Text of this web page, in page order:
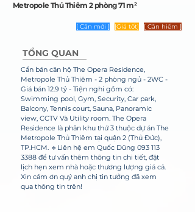
Metropole Thủ Thiêm 2 phòng 71 m²
[ Căn mới ] [ Căn hiếm ]
[Giá tốt]
TỔNG QUAN
Cần bán căn hộ The Opera Residence,
Metropole Thủ Thiêm - 2 phòng ngủ - 2WC -
Giá bán 12.9 tỷ - Tiện nghi gồm có:
Swimming pool, Gym, Security, Car park,
Balcony, Tennis court, Sauna, Panoramic
view, CCTV Và Utility room. The Opera
Residence là phân khu thứ 3 thuộc dự án The
Metropole Thủ Thiêm tại quận 2 (Thủ Đức),
TP.HCM. 🔹Liên hệ em Quốc Dũng 093 113
3388 để tư vấn thêm thông tin chi tiết, đặt
lịch hẹn xem nhà hoặc thương lượng giá cả.
Xin cám ơn quý anh chị tin tưởng đã xem
qua thông tin trên!